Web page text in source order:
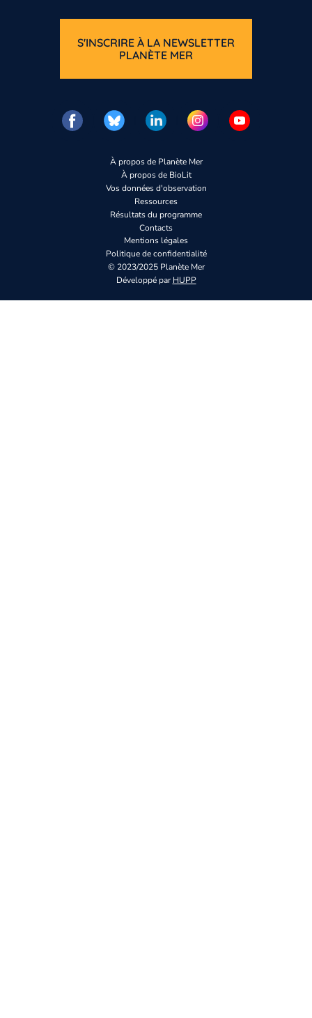
À propos de Planète Mer
À propos de BioLit
Vos données d'observation
Ressources
Résultats du programme
Contacts
Mentions légales
Politique de confidentialité
© 2023/2025 Planète Mer
Développé parHUPP
S'INSCRIRE À LA NEWSLETTER
PLANÈTE MER